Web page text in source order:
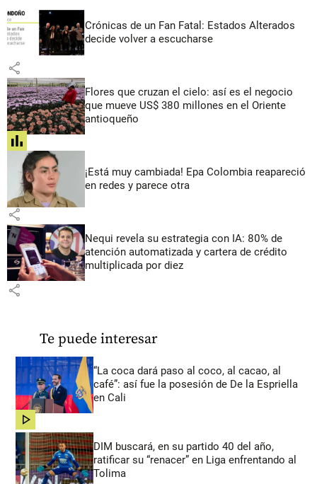
Crónicas de un Fan Fatal: Estados Alterados
decide volver a escucharse
share
Flores que cruzan el cielo: así es el negocio
que mueve US$ 380 millones en el Oriente
antioqueño
share
¡Está muy cambiada! Epa Colombia reapareció
en redes y parece otra
share
Nequi revela su estrategia con IA: 80% de
atención automatizada y cartera de crédito
multiplicada por diez
share
Te puede interesar
“La coca dará paso al coco, al cacao, al
café”: así fue la posesión de De la Espriella
en Cali
share
DIM buscará, en su partido 40 del año,
ratificar su “renacer” en Liga enfrentando al
Tolima